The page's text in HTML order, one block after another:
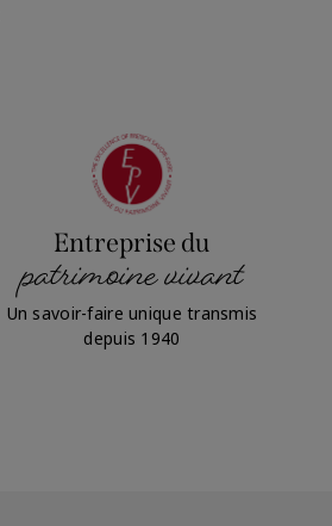
Entreprise du
patrimoine vivant
Un savoir-faire unique transmis
depuis 1940